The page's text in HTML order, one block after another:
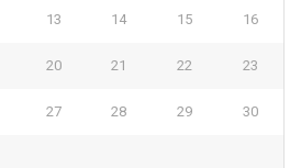
13 14 15 16
20 21 22 23
27 28 29 30